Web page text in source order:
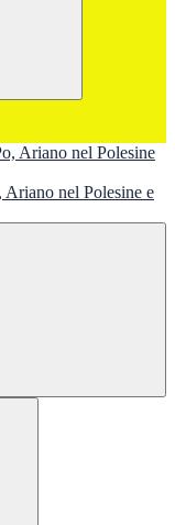
nel Polesine e